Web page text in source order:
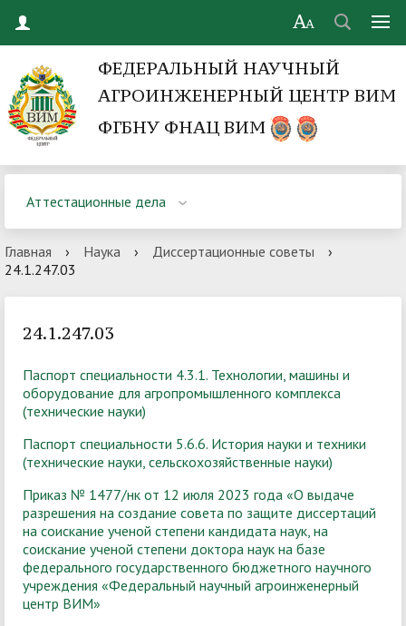
ФЕДЕРАЛЬНЫЙ НАУЧНЫЙ
АГРОИНЖЕНЕРНЫЙ ЦЕНТР ВИМ
ФГБНУ ФНАЦ ВИМ
Аттестационные дела
Главная › Наука › Диссертационные советы
›
24.1.247.03
24.1.247.03
Паспорт специальности 4.3.1. Технологии, машины и
оборудование для агропромышленного комплекса
(технические науки)
Паспорт специальности 5.6.6. История науки и техники
(технические науки, сельскохозяйственные науки)
Приказ № 1477/нк от 12 июля 2023 года «О выдаче
разрешения на создание совета по защите диссертаций
на соискание ученой степени кандидата наук, на
соискание ученой степени доктора наук на базе
федерального государственного бюджетного научного
учреждения «Федеральный научный агроинженерный
центр ВИМ»